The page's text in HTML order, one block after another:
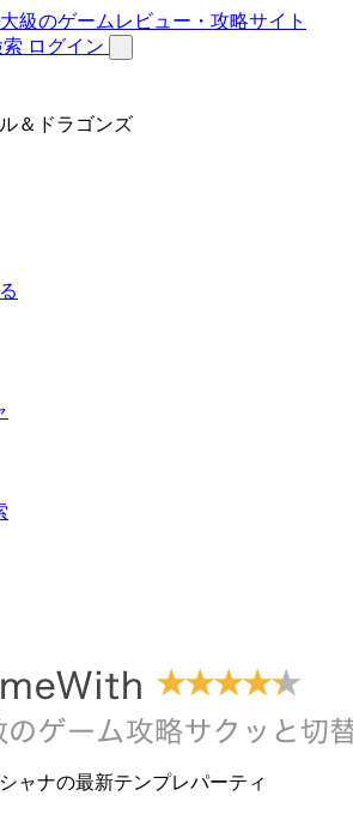
ログイン
＆ドラゴンズ
ャナの最新テンプレパーティ